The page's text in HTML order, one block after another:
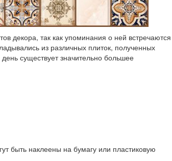
декора, так как упоминания о ней встречаются
из различных плиток, полученных
существует значительно большее
быть наклеены на бумагу или пластиковую